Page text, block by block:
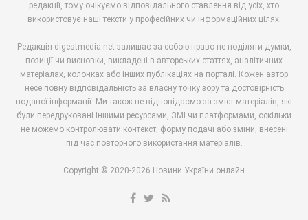
редакції, тому очікуємо відповідального ставлення від усіх, хто
використовує наші тексти у професійних чи інформаційних цілях.
Редакція digestmedia.net залишає за собою право не поділяти думки,
позиції чи висновки, викладені в авторських статтях, аналітичних
матеріалах, колонках або інших публікаціях на порталі. Кожен автор
несе повну відповідальність за власну точку зору та достовірність
поданої інформації. Ми також не відповідаємо за зміст матеріалів, які
були передруковані іншими ресурсами, ЗМІ чи платформами, оскільки
не можемо контролювати контекст, форму подачі або зміни, внесені
під час повторного використання матеріалів.
Copyright © 2020-2026 Новини України онлайн